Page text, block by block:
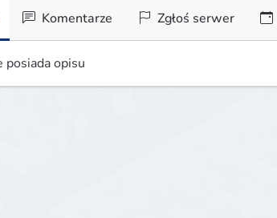
Komentarze Zgłoś serwer
posiada opisu